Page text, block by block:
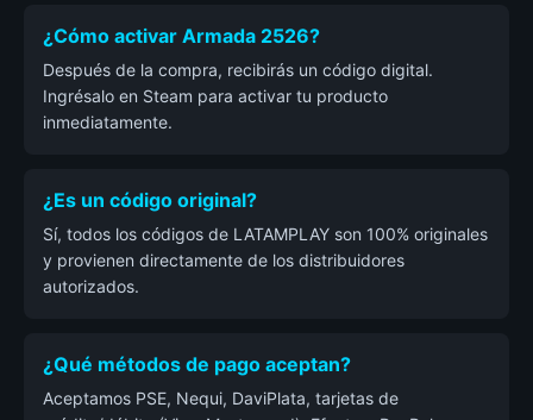
¿Cómo activar Armada 2526?
Después de la compra, recibirás un código digital.
Ingrésalo en Steam para activar tu producto
inmediatamente.
¿Es un código original?
Sí, todos los códigos de LATAMPLAY son 100% originales
y provienen directamente de los distribuidores
autorizados.
¿Qué métodos de pago aceptan?
Aceptamos PSE, Nequi, DaviPlata, tarjetas de